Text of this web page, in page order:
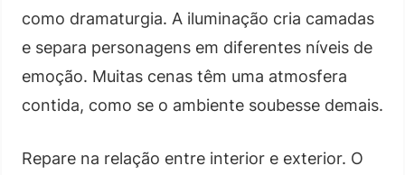
como dramaturgia. A iluminação cria camadas
e separa personagens em diferentes níveis de
emoção. Muitas cenas têm uma atmosfera
contida, como se o ambiente soubesse demais.
Repare na relação entre interior e exterior. O